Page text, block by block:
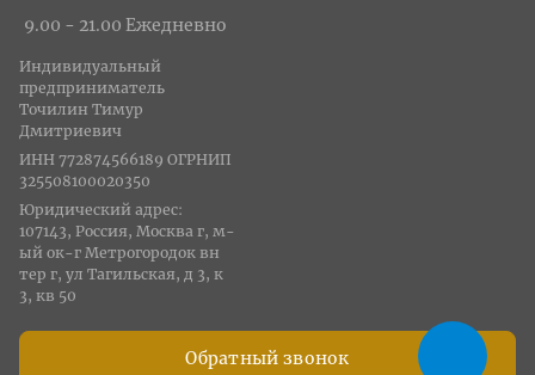
9.00 - 21.00 Ежедневно
Обратный звонок
Индивидуальный
предприниматель
Точилин Тимур
Дмитриевич
ИНН 772874566189 ОГРНИП
325508100020350
Юридический адрес:
107143, Россия, Москва г, м-
ый ок-г Метрогородок вн
тер г, ул Тагильская, д 3, к
3, кв 50